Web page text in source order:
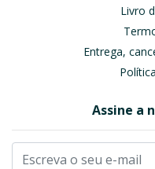
Livro
Entrega,
Assine a